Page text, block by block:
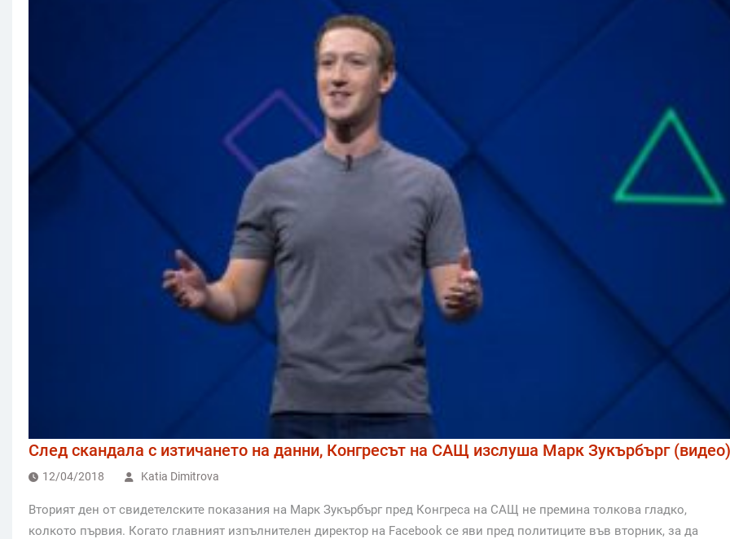
След скандала с изтичането на данни, Конгресът на САЩ изслуша Марк Зукърбърг (видео)
12/04/2018 Katia Dimitrova
Вторият ден от свидетелските показания на Марк Зукърбърг пред Конгреса на САЩ не премина толкова гладко,
колкото първия. Когато главният изпълнителен директор на Facebook се яви пред политиците във вторник, за да